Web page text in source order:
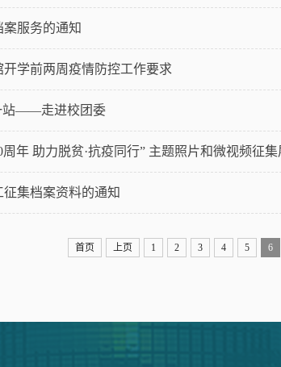
服务的通知
开学前两周疫情防控工作要求
站——走进校团委
集档案资料的通知
首页 上页 1 2 3 4 5 6